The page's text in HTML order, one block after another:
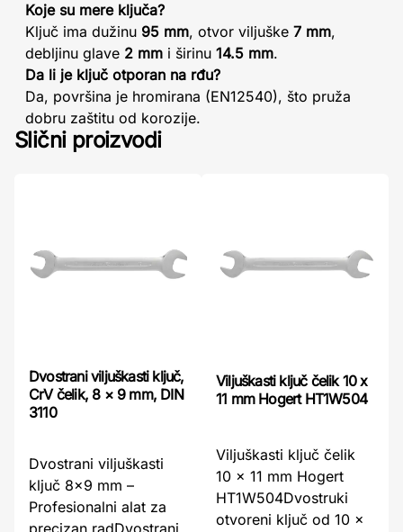
Koje su mere ključa?
Ključ ima dužinu 95 mm, otvor viljuške 7 mm,
debljinu glave 2 mm i širinu 14.5 mm.
Da li je ključ otporan na rđu?
Da, površina je hromirana (EN12540), što pruža
dobru zaštitu od korozije.
Slični proizvodi
Dvostrani viljuškasti ključ,
CrV čelik, 8 × 9 mm, DIN
3110
Dvostrani viljuškasti
ključ 8x9 mm –
Profesionalni alat za
precizan radDvostrani
Viljuškasti ključ čelik 10 x
11 mm Hogert HT1W504
Viljuškasti ključ čelik
10 x 11 mm Hogert
HT1W504Dvostruki
otvoreni ključ od 10 x